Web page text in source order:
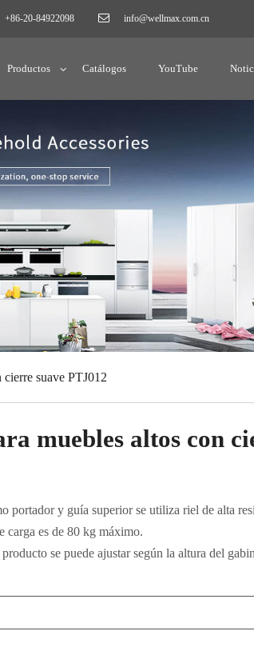
+86-20-84922098 info@wellmax.com.cn
Productos Catálogos YouTube
cierre suave PTJ012
muebles altos con
portador y guía superior se utiliza riel de alta
carga es de 80 kg máximo.
se puede ajustar según la altura del